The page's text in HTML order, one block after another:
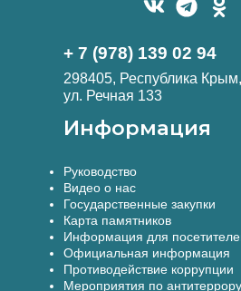
+ 7 (978) 139 02 94
298405, Республика
ул. Речная 133
Информация
Руководство
Видео о нас
Государственные закупки
Карта памятников
Информация для
Официальная информация
Противодействие коррупции
Мероприятия по антитеррору